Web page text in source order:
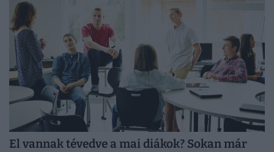
El vannak tévedve a mai diákok? Sokan már